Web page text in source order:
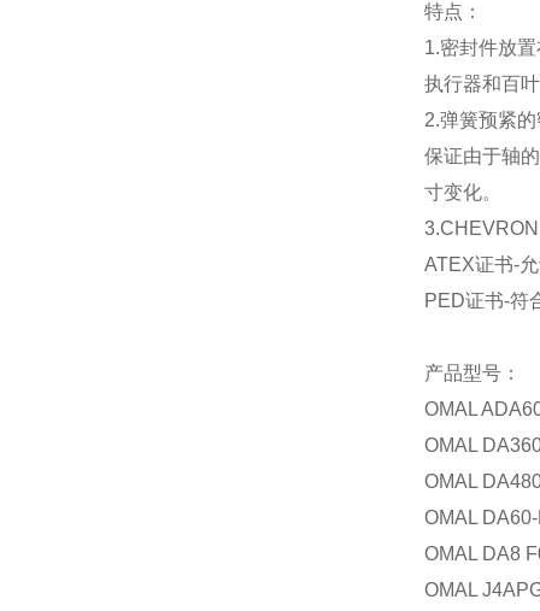
特点：
1.密封件放
执行器和百
2.弹簧预紧
保证由于轴
寸变化。
3.CHEVRON
ATEX证书-
PED证书-符
产品型号：
OMAL
OMAL
OMAL
OMAL
OMAL DA8
OMAL